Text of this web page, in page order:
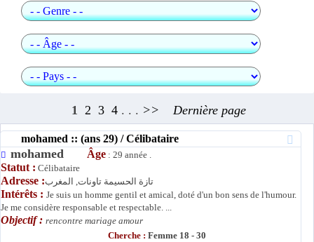
1 2 3 4 . . . >> Dernière page
mohamed :: (ans 29) / Célibataire
mohamed Âge : 29 année .
Statut : Célibataire
Adresse :تازة الحسيمة تاونات, المغرب
Intérêts : Je suis un homme gentil et amical, doté d'un bon sens de l'humour.
Je me considère responsable et respectable. ...
Objectif : rencontre mariage amour
Cherche : Femme 18 - 30